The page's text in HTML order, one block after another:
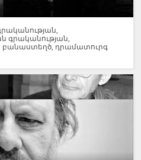
գրականության,
բանաստեղծ, դրամատուրգ